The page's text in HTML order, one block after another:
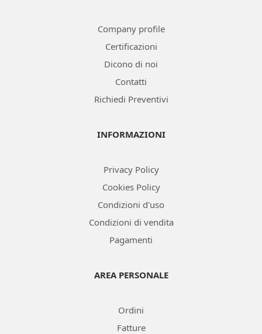
Company profile
Certificazioni
Dicono di noi
Contatti
Richiedi Preventivi
INFORMAZIONI
Privacy Policy
Cookies Policy
Condizioni d'uso
Condizioni di vendita
Pagamenti
AREA PERSONALE
Ordini
Fatture